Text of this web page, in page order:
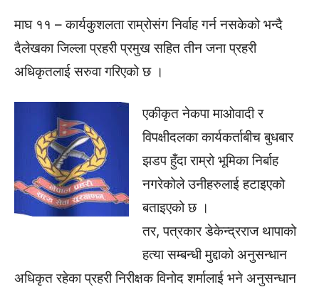
माघ ११ – कार्यकुशलता राम्रोसंग निर्वाह गर्न नसकेको भन्दै
दैलेखका जिल्ला प्रहरी प्रमुख सहित तीन जना प्रहरी
अधिकृतलाई सरुवा गरिएको छ ।
एकीकृत नेकपा माओवादी र
विपक्षीदलका कार्यकर्ताबीच बुधबार
झडप हुँदा राम्रो भूमिका निर्बाह
नगरेकोले उनीहरुलाई हटाइएको
बताइएको छ ।
तर, पत्रकार डेकेन्द्रराज थापाको
हत्या सम्बन्धी मुद्दाको अनुसन्धान
अधिकृत रहेका प्रहरी निरीक्षक विनोद शर्मालाई भने अनुसन्धान